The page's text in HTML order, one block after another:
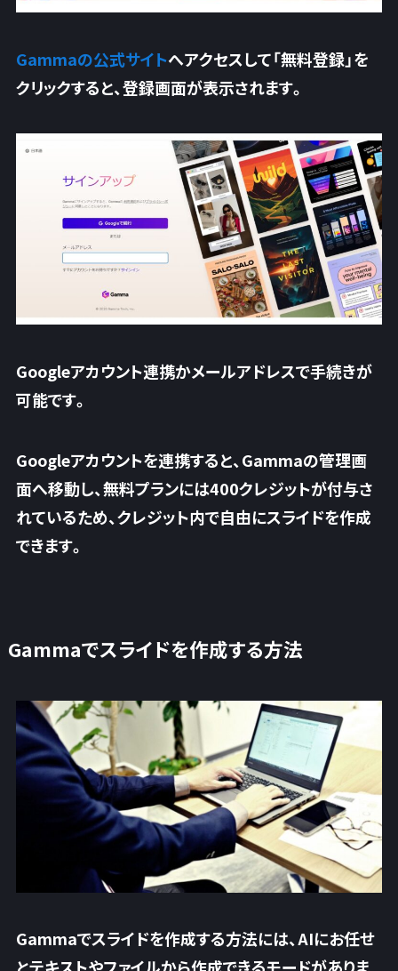
Gammaの公式サイトへアクセスして「無料登録」を
クリックすると、登録画面が表示されます。
Googleアカウント連携かメールアドレスで手続きが
可能です。
Googleアカウントを連携すると、Gammaの管理画
面へ移動し、無料プランには400クレジットが付与さ
れているため、クレジット内で自由にスライドを作成
できます。
Gammaでスライドを作成する方法
Gammaでスライドを作成する方法には、AIにお任せ